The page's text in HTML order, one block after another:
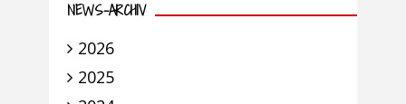
NEWS-ARCHIV
2026
2025